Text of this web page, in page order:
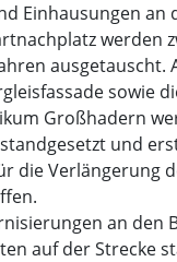
Einhausungen an
werden
ausgetauscht.
sowie
Großhadern
und
die Verlängerung
an den
auf der Strecke